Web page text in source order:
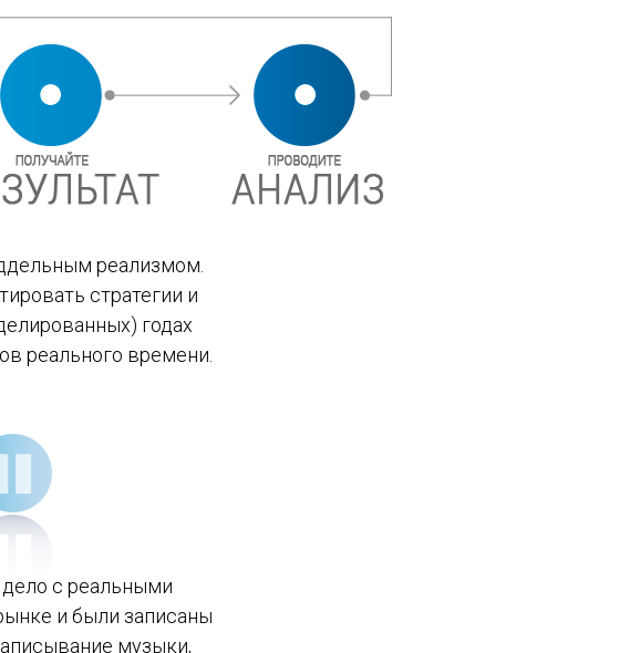
реализмом.
стратегии и
годах
реального времени.
с реальными
и были записаны
музыки,